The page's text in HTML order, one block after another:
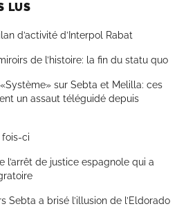
LUS
d’activité d’Interpol Rabat
de l’histoire: la fin du statu quo
sur Sebta et Melilla: ces
un assaut téléguidé depuis
fois-ci
l’arrêt de justice espagnole qui a
Sebta a brisé l’illusion de l’Eldorado